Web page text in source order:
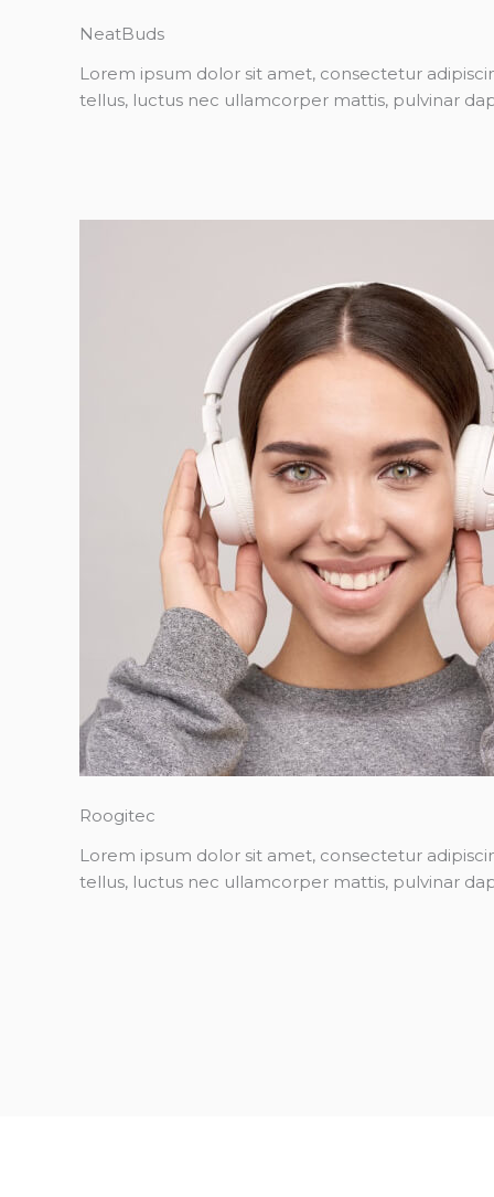
NeatBuds
Lorem ipsum dolor sit amet, consectetur
tellus, luctus nec ullamcorper mattis, pulvinar
Roogitec
Lorem ipsum dolor sit amet, consectetur
tellus, luctus nec ullamcorper mattis, pulvinar